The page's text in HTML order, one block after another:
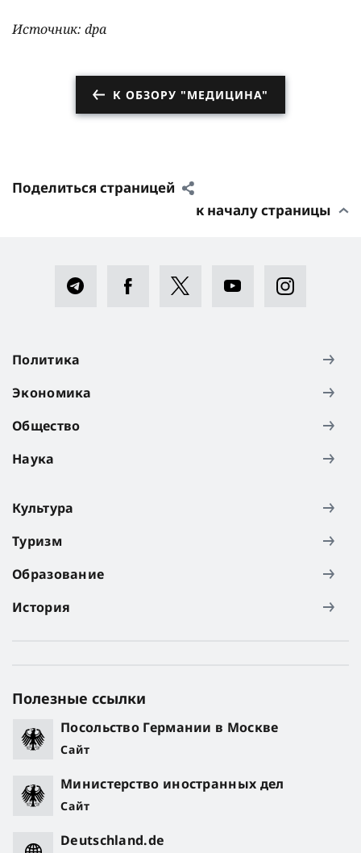
Источник: dpa
К ОБЗОРУ "МЕДИЦИНА"
Поделиться страницей
к началу страницы
Политика
Экономика
Общество
Наука
Культура
Туризм
Образование
История
Полезные ссылки
Посольство Германии в Москве
Сайт
Министерство иностранных дел
Сайт
Deutschland.de